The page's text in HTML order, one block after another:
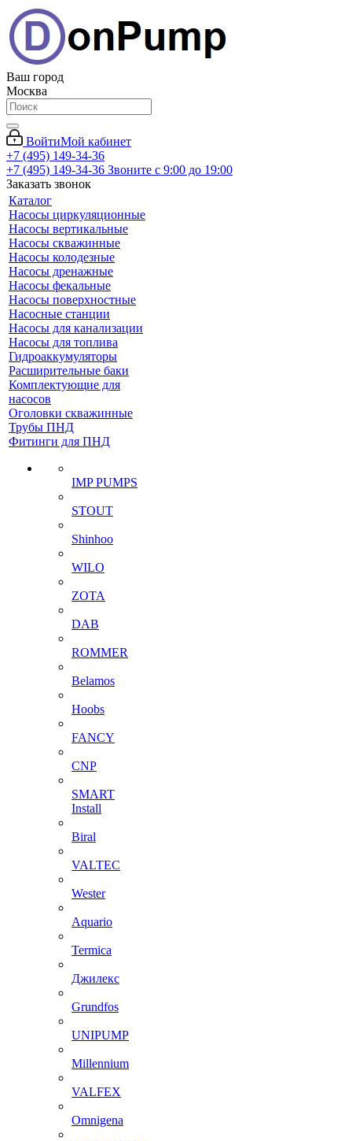
Ваш город
Москва
ВойтиМой кабинет
+7 (495) 149-34-36
+7 (495) 149-34-36 Звоните с 9:00 до 19:00
Заказать звонок
Каталог
Насосы циркуляционные
Насосы вертикальные
Насосы скважинные
Насосы колодезные
Насосы дренажные
Насосы фекальные
Насосы поверхностные
Насосные станции
Насосы для канализации
Насосы для топлива
Гидроаккумуляторы
Расширительные баки
Комплектующие для
насосов
Оголовки скважинные
Трубы ПНД
Фитинги для ПНД
IMP PUMPS
STOUT
Shinhoo
WILO
ZOTA
DAB
ROMMER
Belamos
Hoobs
FANCY
CNP
SMART
Install
Biral
VALTEC
Wester
Aquario
Termica
Джилекс
Grundfos
UNIPUMP
Millennium
VALFEX
Omnigena